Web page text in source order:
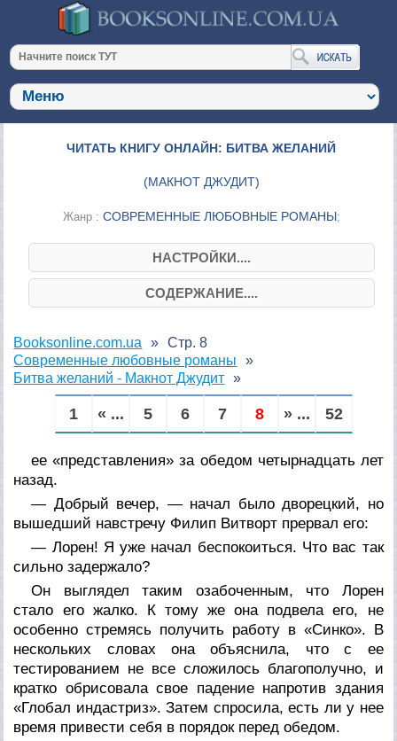
ЧИТАТЬ КНИГУ ОНЛАЙН: БИТВА ЖЕЛАНИЙ
(МАКНОТ ДЖУДИТ)
Жанр : СОВРЕМЕННЫЕ ЛЮБОВНЫЕ РОМАНЫ;
НАСТРОЙКИ....
СОДЕРЖАНИЕ....
Booksonline.com.ua
Современные любовные романы
Битва желаний - Макнот Джудит
Стр. 8
1 « ... 5 6 7 8 » ... 52
ее «представления» за обедом четырнадцать лет
назад.
— Добрый вечер, — начал было дворецкий, но
вышедший навстречу Филип Витворт прервал его:
— Лорен! Я уже начал беспокоиться. Что вас так
сильно задержало?
Он выглядел таким озабоченным, что Лорен
стало его жалко. К тому же она подвела его, не
особенно стремясь получить работу в «Синко». В
нескольких словах она объяснила, что с ее
тестированием не все сложилось благополучно, и
кратко обрисовала свое падение напротив здания
«Глобал индастриз». Затем спросила, есть ли у нее
время привести себя в порядок перед обедом.